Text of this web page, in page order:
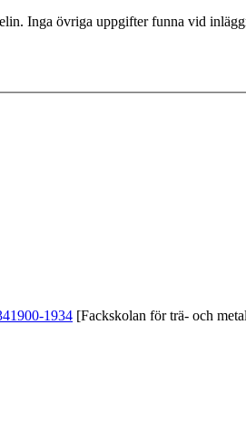
Inga övriga uppgifter funna vid
1900-1934 [Fackskolan för trä- och